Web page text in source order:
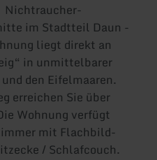
Nichtraucher-
im Stadtteil Daun -
liegt direkt an
in unmittelbarer
den Eifelmaaren.
erreichen Sie über
Wohnung verfügt
mit Flachbild-
/ Schlafcouch.